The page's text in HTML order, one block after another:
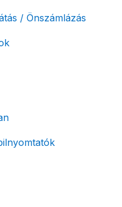
/ Önszámlázás